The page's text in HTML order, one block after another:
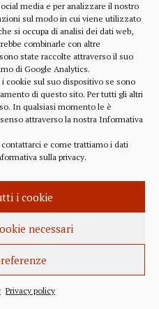
media e per analizzare il nostro
sul modo in cui viene utilizzato
si occupa di analisi dei dati web,
combinarle con altre
state raccolte attraverso il suo
di Google Analytics.
cookie sul suo dispositivo se sono
di questo sito. Per tutti gli altri
In qualsiasi momento le è
attraverso la nostra Informativa
e come trattiamo i dati
sulla privacy.
i cookie
necessari
Privacy policy
ragioni che hanno portato al
si potrebbe affermare che
è riconducibile all’aver
e di nomos, ovvero di una
del limite, che come già
di erigere un’economia
cioè la regola, nomos, per
il comportamento del giusto
in vista del vivere bene, eu
(chrematistikè, cioè
ricchezze, chremata) –
bisognerebbe leggere
è tentato di individuare fonti e
precipua e del
rivolta alla funzione svolta